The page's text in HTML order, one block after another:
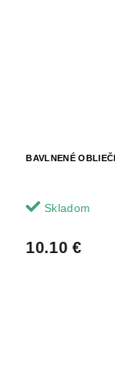
BAVLNENÉ
Skladom
10.10 €